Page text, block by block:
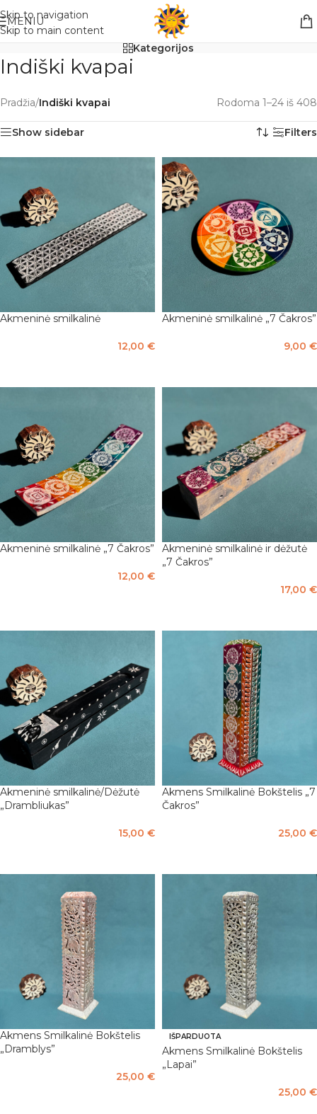
Skip to navigation
Skip to main content
Nemokamas pristatymas į paštomatą apsiperkant už 30€!!
MENIU
Kategorijos
Indiški kvapai
Pradžia/Indiški kvapai Rodoma 1–24 iš 408
Show sidebar Filters
Akmeninė smilkalinė
12,00 €
Akmeninė smilkalinė „7 Čakros”
9,00 €
Akmeninė smilkalinė „7 Čakros”
12,00 €
Akmeninė smilkalinė ir dėžutė
„7 Čakros”
17,00 €
Akmeninė smilkalinė/Dėžutė
„Drambliukas”
15,00 €
Akmens Smilkalinė Bokštelis „7
Čakros”
25,00 €
Akmens Smilkalinė Bokštelis
„Dramblys”
25,00 €
IŠPARDUOTA
Akmens Smilkalinė Bokštelis
„Lapai”
25,00 €